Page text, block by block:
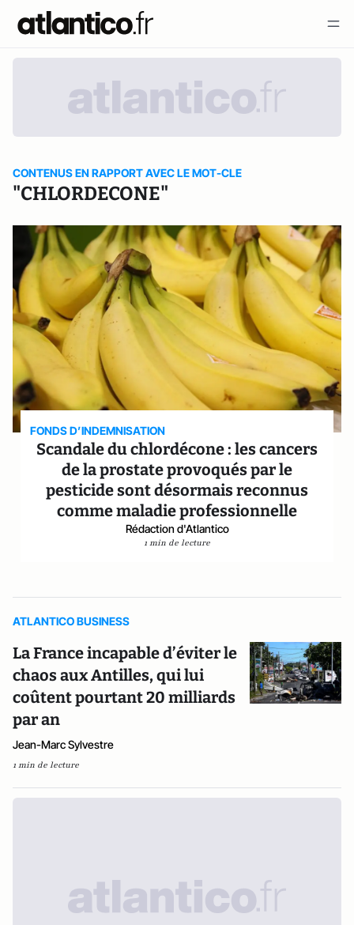
CONTENUS EN RAPPORT AVEC LE MOT-CLE
"CHLORDECONE"
FONDS D’INDEMNISATION
Scandale du chlordécone : les cancers
de la prostate provoqués par le
pesticide sont désormais reconnus
comme maladie professionnelle
Rédaction d'Atlantico
1 min de lecture
ATLANTICO BUSINESS
La France incapable d’éviter le
chaos aux Antilles, qui lui
coûtent pourtant 20 milliards
par an
Jean-Marc Sylvestre
1 min de lecture